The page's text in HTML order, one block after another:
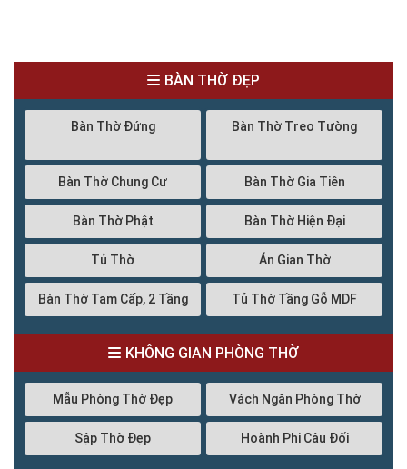
BÀN THỜ ĐẸP
Bàn Thờ Đứng Bàn Thờ Treo Tường
Bàn Thờ Chung Cư Bàn Thờ Gia Tiên
Bàn Thờ Phật Bàn Thờ Hiện Đại
Tủ Thờ Án Gian Thờ
Bàn Thờ Tam Cấp, 2 Tầng Tủ Thờ Tầng Gỗ MDF
KHÔNG GIAN PHÒNG THỜ
Mẫu Phòng Thờ Đẹp Vách Ngăn Phòng Thờ
Sập Thờ Đẹp Hoành Phi Câu Đối